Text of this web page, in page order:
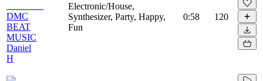
DMC
BEAT
MUSIC
Daniel
H
Electronic/House,
Synthesizer, Party, Happy,
Fun
0:58 120